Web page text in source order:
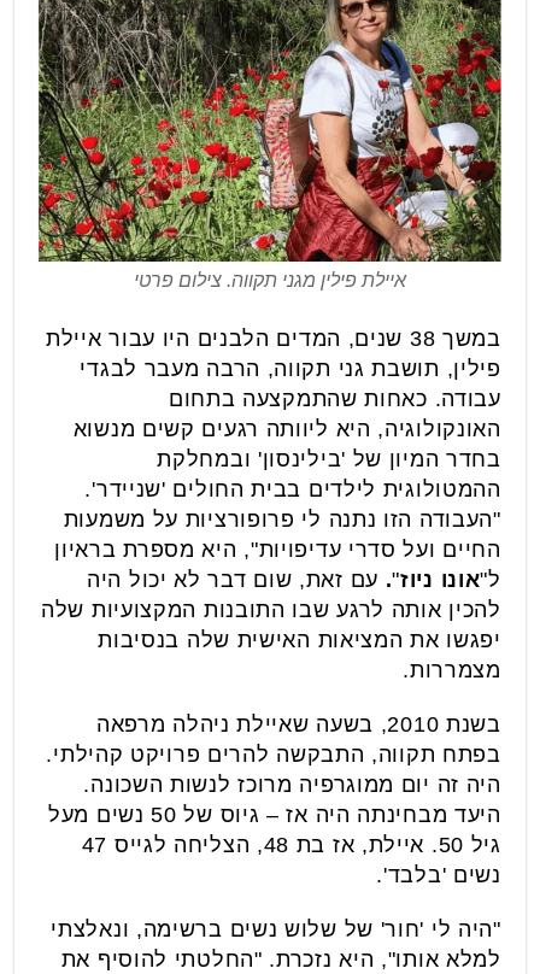
איילת פילין מגני תקווה. צילום פרטי
במשך 38 שנים, המדים הלבנים היו עבור איילת
פילין, תושבת גני תקווה, הרבה מעבר לבגדי
עבודה. כאחות שהתמקצעה בתחום
האונקולוגיה, היא ליוותה רגעים קשים מנשוא
בחדר המיון של 'בילינסון' ובמחלקת
ההמטולוגית לילדים בבית החולים 'שניידר'.
"העבודה הזו נתנה לי פרופורציות על משמעות
החיים ועל סדרי עדיפויות", היא מספרת בראיון
ל"אונו ניוז"
. עם זאת, שום דבר לא יכול היה
להכין אותה לרגע שבו התובנות המקצועיות שלה
יפגשו את המציאות האישית שלה בנסיבות
מצמררות.
בשנת 2010, בשעה שאיילת ניהלה מרפאה
בפתח תקווה, התבקשה להרים פרויקט קהילתי.
היה זה יום ממוגרפיה מרוכז לנשות השכונה.
היעד מבחינתה היה אז – גיוס של 50 נשים מעל
גיל 50. איילת, אז בת 48, הצליחה לגייס 47
נשים 'בלבד'.
"היה לי 'חור' של שלוש נשים ברשימה, ונאלצתי
למלא אותו", היא נזכרת. "החלטתי להוסיף את